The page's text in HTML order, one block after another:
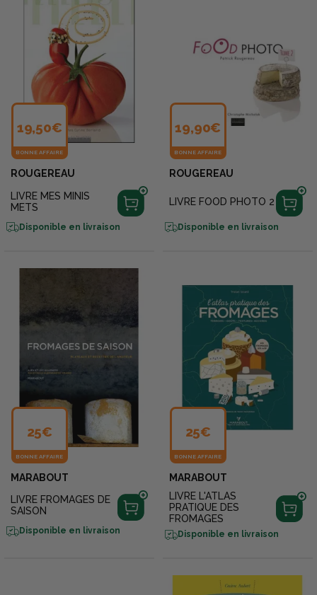
19,50€
BONNE AFFAIRE
ROUGEREAU
LIVRE MES MINIS
METS
Disponible en livraison
19,90€
BONNE AFFAIRE
ROUGEREAU
LIVRE FOOD PHOTO 2
Disponible en livraison
25€
BONNE AFFAIRE
MARABOUT
LIVRE FROMAGES DE
SAISON
Disponible en livraison
25€
BONNE AFFAIRE
MARABOUT
LIVRE L'ATLAS
PRATIQUE DES
FROMAGES
Disponible en livraison